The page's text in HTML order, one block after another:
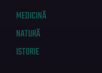
MEDICINĂ
NATURĂ
ISTORIE